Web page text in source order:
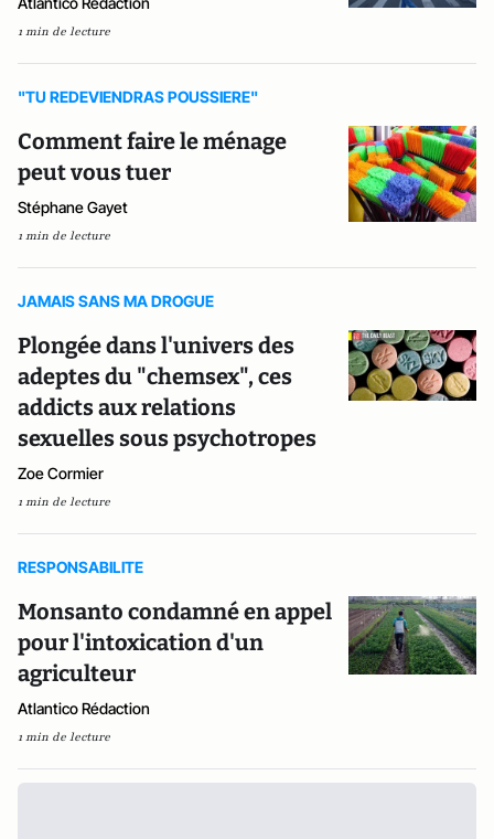
1 min de lecture
"TU REDEVIENDRAS POUSSIERE"
Comment faire le ménage
peut vous tuer
Stéphane Gayet
1 min de lecture
JAMAIS SANS MA DROGUE
Plongée dans l'univers des
adeptes du "chemsex", ces
addicts aux relations
sexuelles sous psychotropes
Zoe Cormier
1 min de lecture
RESPONSABILITE
Monsanto condamné en appel
pour l'intoxication d'un
agriculteur
Atlantico Rédaction
1 min de lecture